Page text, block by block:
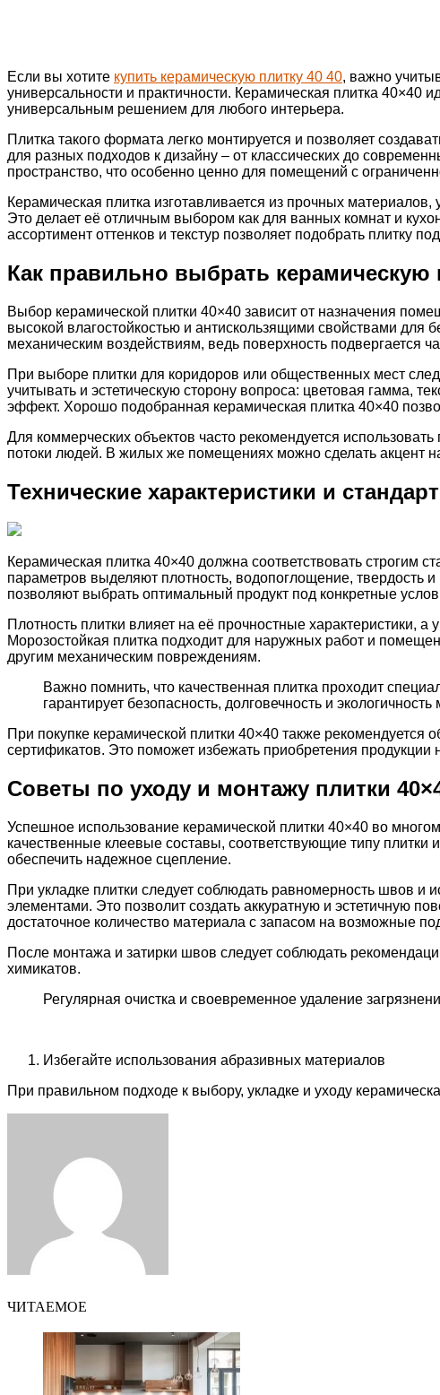
Если вы хотите купить керамическую плитку 40 40, важно
универсальности и практичности. Керамическая плитка 40×40
универсальным решением для любого интерьера.
Плитка такого формата легко монтируется и позволяет
для разных подходов к дизайну – от классических до
пространство, что особенно ценно для помещений с
Керамическая плитка изготавливается из прочных
Это делает её отличным выбором как для ванных комнат и
ассортимент оттенков и текстур позволяет подобрать плитку
Как правильно выбрать
Выбор керамической плитки 40×40 зависит от назначения
высокой влагостойкостью и антискользящими свойствами для
механическим воздействиям, ведь поверхность подвергается
При выборе плитки для коридоров или общественных мест
учитывать и эстетическую сторону вопроса: цветовая гамма,
эффект. Хорошо подобранная керамическая плитка 40×40
Для коммерческих объектов часто рекомендуется
потоки людей. В жилых же помещениях можно сделать акцент
Технические характеристики и
Керамическая плитка 40×40 должна соответствовать строгим
параметров выделяют плотность, водопоглощение, твердость
позволяют выбрать оптимальный продукт под конкретные
Плотность плитки влияет на её прочностные
Морозостойкая плитка подходит для наружных работ и
другим механическим повреждениям.
Важно помнить, что качественная плитка проходит
гарантирует безопасность, долговечность и
При покупке керамической плитки 40×40 также
сертификатов. Это поможет избежать приобретения продукции
Советы по уходу и монтажу плитки
Успешное использование керамической плитки 40×40 во
качественные клеевые составы, соответствующие типу
обеспечить надежное сцепление.
При укладке плитки следует соблюдать равномерность швов и
элементами. Это позволит создать аккуратную и эстетичную
достаточное количество материала с запасом на возможные
После монтажа и затирки швов следует соблюдать
химикатов.
Регулярная очистка и своевременное удаление
Избегайте использования абразивных материалов
При правильном подходе к выбору, укладке и уходу
ЧИТАЕМОЕ